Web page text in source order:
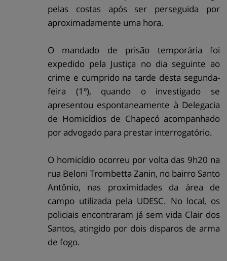
pelas costas após ser perseguida por
aproximadamente uma hora.
O mandado de prisão temporária foi
expedido pela Justiça no dia seguinte ao
crime e cumprido na tarde desta segunda-
feira (1º), quando o investigado se
apresentou espontaneamente à Delegacia
de Homicídios de Chapecó acompanhado
por advogado para prestar interrogatório.
O homicídio ocorreu por volta das 9h20 na
rua Beloni Trombetta Zanin, no bairro Santo
Antônio, nas proximidades da área de
campo utilizada pela UDESC. No local, os
policiais encontraram já sem vida Clair dos
Santos, atingido por dois disparos de arma
de fogo.